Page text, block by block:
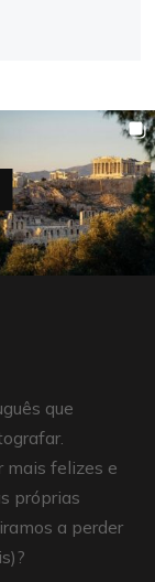
que
mais felizes e
próprias
a perder